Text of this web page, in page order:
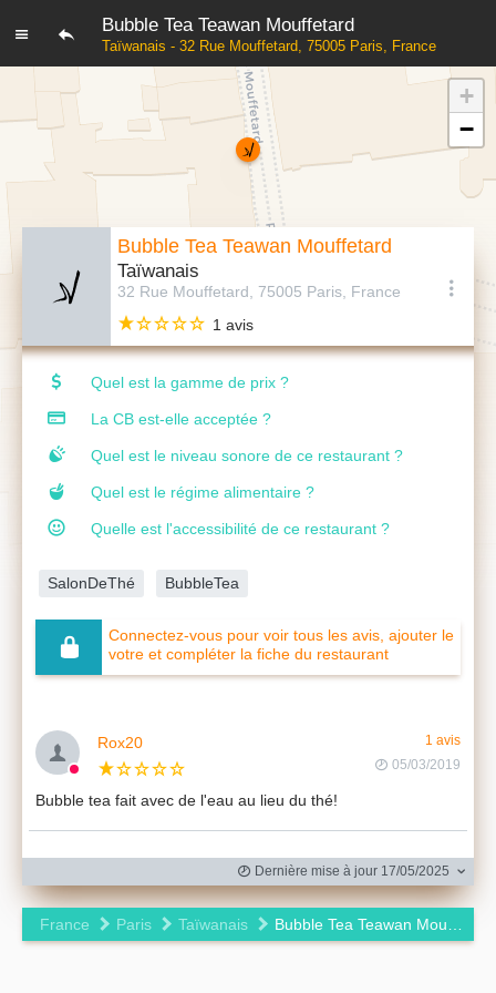
Bubble Tea Teawan Mouffetard
Taïwanais - 32 Rue Mouffetard, 75005 Paris, France
Bubble Tea Teawan Mouffetard
Taïwanais
32 Rue Mouffetard, 75005 Paris, France
1 avis
Quel est la gamme de prix ?
La CB est-elle acceptée ?
Quel est le niveau sonore de ce restaurant ?
Quel est le régime alimentaire ?
Quelle est l'accessibilité de ce restaurant ?
SalonDeThé BubbleTea
Connectez-vous pour voir tous les avis, ajouter le
votre et compléter la fiche du restaurant
Rox20
1 avis
05/03/2019
Bubble tea fait avec de l'eau au lieu du thé!
Dernière mise à jour 17/05/2025
France Paris Taïwanais
+
−